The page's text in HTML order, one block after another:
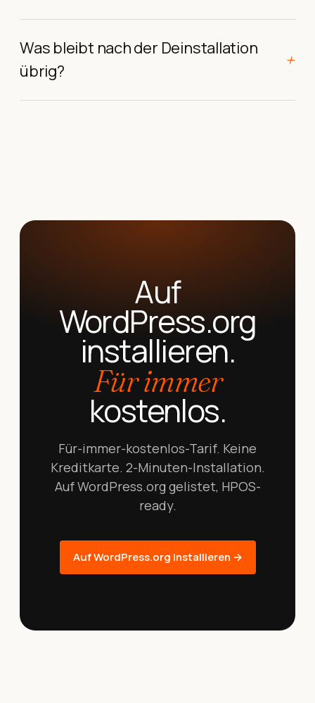
Was bleibt nach der Deinstallation
übrig?
+
Auf
WordPress.org
installieren.
Für immer
kostenlos.
Für-immer-kostenlos-Tarif. Keine
Kreditkarte. 2-Minuten-Installation.
Auf WordPress.org gelistet, HPOS-
ready.
Auf WordPress.org installieren →